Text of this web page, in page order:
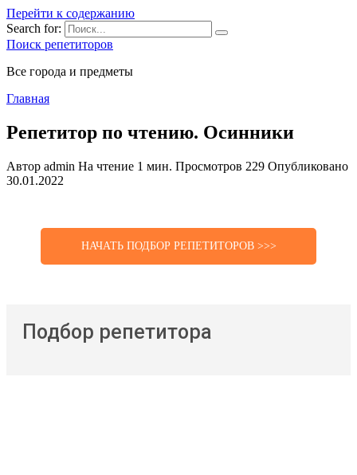
Перейти к содержанию
Search for:
Поиск репетиторов
Все города и предметы
Главная
Репетитор по чтению. Осинники
Автор admin На чтение 1 мин. Просмотров 229 Опубликовано
30.01.2022
НАЧАТЬ ПОДБОР РЕПЕТИТОРОВ >>>
Подбор репетитора